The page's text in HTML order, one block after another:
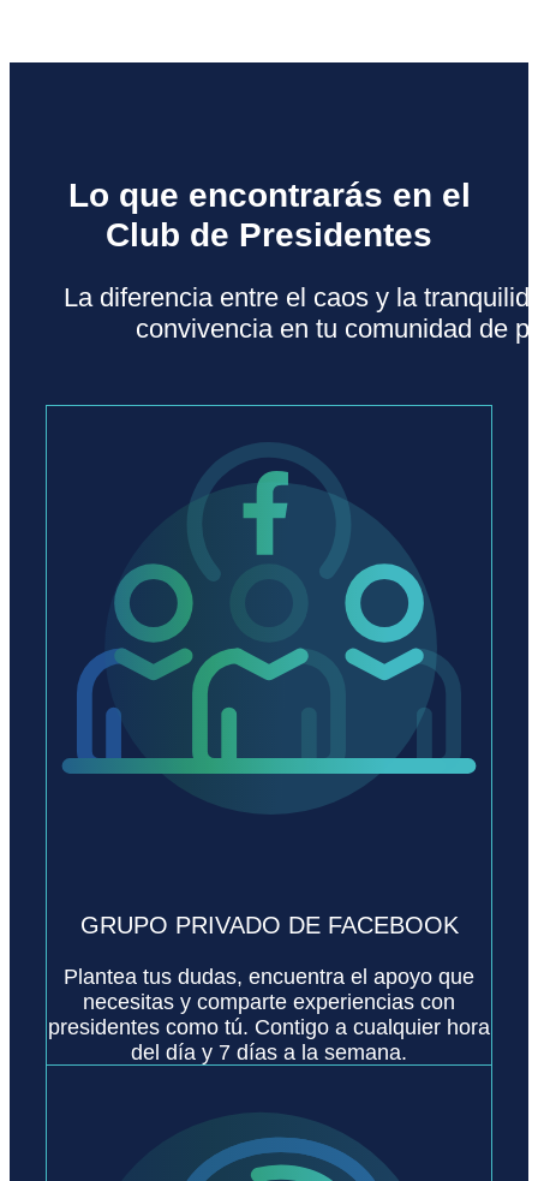
Lo que encontrarás en el
Club de Presidentes
La diferencia entre el caos y la
convivencia en tu comunidad de
GRUPO PRIVADO DE FACEBOOK
Plantea tus dudas, encuentra el apoyo que
necesitas y comparte experiencias con
presidentes como tú. Contigo a cualquier hora
del día y 7 días a la semana.